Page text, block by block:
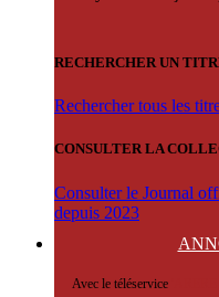
RECHERCHER UN
Rechercher tous les
CONSULTER LA
Consulter le Journal
depuis 2023
Avec le téléservice